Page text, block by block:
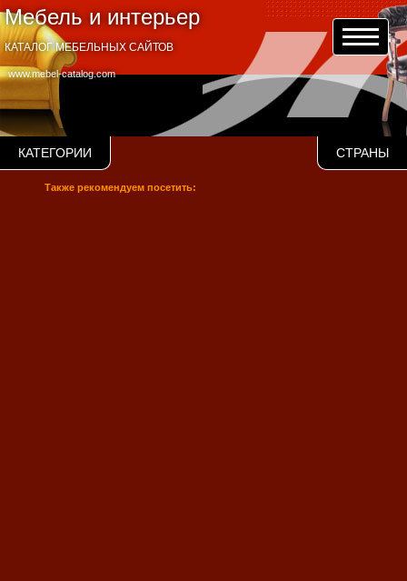
Мебель и интерьер
www.mebel-catalog.com
КАТАЛОГ МЕБЕЛЬНЫХ САЙТОВ
КАТЕГОРИИ СТРАНЫ
Также рекомендуем посетить: